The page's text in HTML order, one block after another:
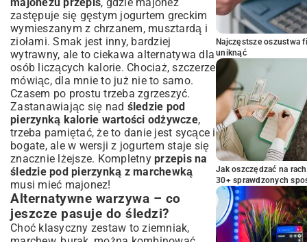
zastępuje się gęstym jogurtem greckim
wymieszanym z chrzanem, musztardą i
ziołami. Smak jest inny, bardziej
wytrawny, ale to ciekawa alternatywa dla
osób liczących kalorie. Chociaż, szczerze
mówiąc, dla mnie to już nie to samo.
Czasem po prostu trzeba zgrzeszyć.
Zastanawiając się nad śledzie pod
pierzynką kalorie wartości odżywcze,
trzeba pamiętać, że to danie jest sycące i
bogate, ale w wersji z jogurtem staje się
znacznie lżejsze. Kompletny przepis na
śledzie pod pierzynką z marchewką
musi mieć majonez!
Alternatywne warzywa – co
jeszcze pasuje do śledzi?
Choć klasyczny zestaw to ziemniak,
Najczęstsze oszustwa
uniknąć
Jak oszczędzać na
30+ sprawdzonych